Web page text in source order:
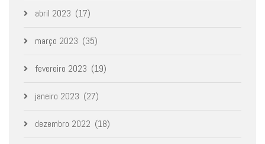
abril 2023 (17)
março 2023 (35)
fevereiro 2023 (19)
janeiro 2023 (27)
dezembro 2022 (18)